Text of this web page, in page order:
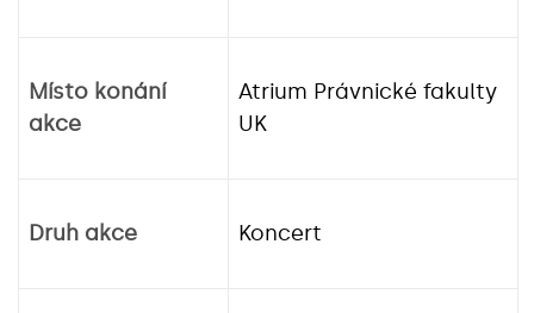
Místo konání
akce
Atrium Právnické fakulty
UK
Druh akce Koncert